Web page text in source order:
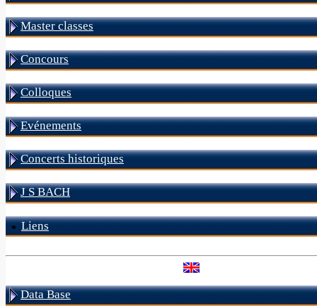
Master classes
Concours
Colloques
Evénements
Concerts historiques
J S BACH
Liens
Data Base